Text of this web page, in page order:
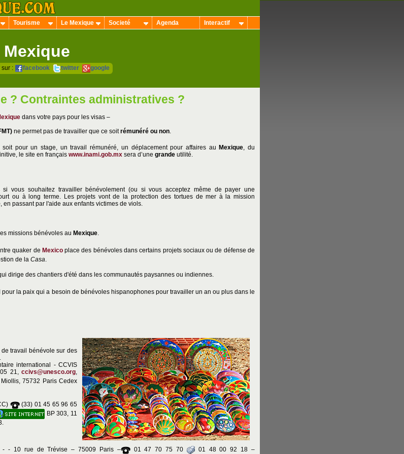
Tourisme Le Mexique Societé Agenda Interactif
sur : facebook twitter google
? Contraintes administratives ?
dans votre pays pour les visas –
ne permet pas de travailler que ce soitrémunéré ou non.
pour un stage, un travail rémunéré, un déplacement pour affaires au Mexique, du
le site en français www.inami.gob.mx sera d’une grande utilité.
si vous souhaitez travailler bénévolement (ou si vous acceptez même de payer une
ou à long terme. Les projets vont de la protection des tortues de mer à la mission
passant par l'aide aux enfants victimes de viols.
missions bénévoles au Mexique.
quaker de Mexicoplace des bénévoles dans certains projets sociaux ou de défense de
de la Casa.
dirige des chantiers d'été dans les communautés paysannes ou indiennes.
la paix qui a besoin de bénévoles hispanophones pour travailler un an ou plus dans le
travail bénévole sur des
international - CCVIS
21, ccivs@unesco.org,
75732 Paris Cedex
(33) 01 45 65 96 65
BP 303, 11
- - 10 rue de Trévise – 75009 Paris – 01 47 70 75 70 01 48 00 92 18 –